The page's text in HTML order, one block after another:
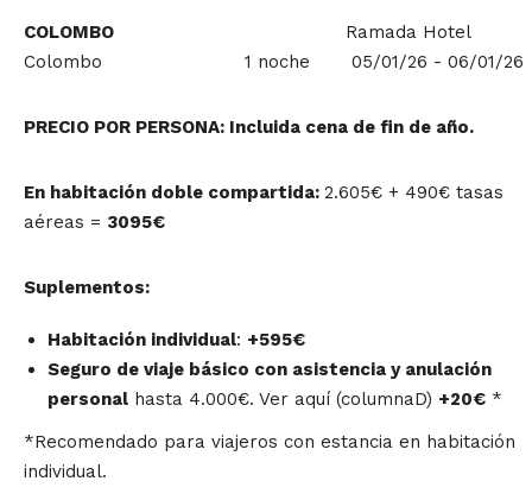
COLOMBO Ramada Hotel
Colombo 1 noche 05/01/26 - 06/01/26
PRECIO POR PERSONA: Incluida cena de fin de año.
En habitación doble compartida: 2.605€ + 490€ tasas
aéreas = 3095€
Suplementos:
Habitación individual: +595€
Seguro de viaje básico con asistencia y anulación
personal hasta 4.000€. Ver aquí (columnaD) +20€ *
*Recomendado para viajeros con estancia en habitación
individual.